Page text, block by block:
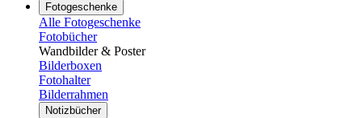
Fotogeschenke
Alle Fotogeschenke
Fotobücher
Wandbilder & Poster
Bilderboxen
Fotohalter
Bilderrahmen
Notizbücher